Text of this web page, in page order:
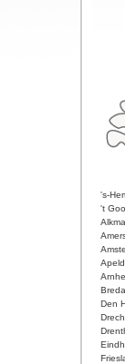
's-
't
Breda
Den